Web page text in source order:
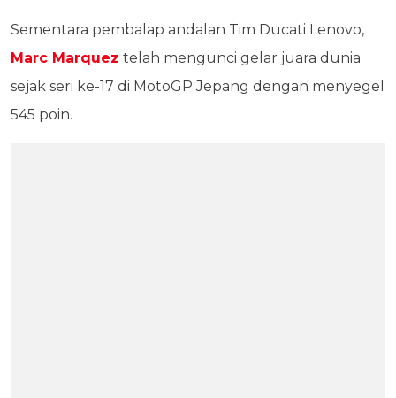
Sementara pembalap andalan Tim Ducati Lenovo,
Marc Marquez telah mengunci gelar juara dunia
sejak seri ke-17 di MotoGP Jepang dengan menyegel
545 poin.